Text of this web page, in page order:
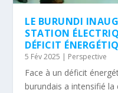
LE BURUNDI
STATION
DÉFICIT
5 Fév 2025 | Perspective
Face à un déficit
burundais a intensifié la